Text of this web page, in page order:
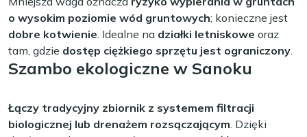
o wysokim poziomie wód gruntowych; konieczne jest
dobre kotwienie. Idealne na działki letniskowe oraz
tam, gdzie dostęp ciężkiego sprzętu jest ograniczony.
Szambo ekologiczne w Sanoku
Łączy tradycyjny zbiornik z systemem filtracji
biologicznej lub drenażem rozsączającym. Dzięki